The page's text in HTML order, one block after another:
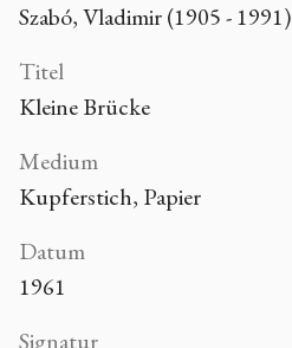
Szabó, Vladimir (1905 - 1991)
Titel
Kleine Brücke
Medium
Kupferstich, Papier
Datum
1961
Signatur